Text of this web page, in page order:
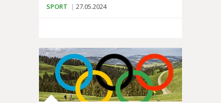
SPORT 27.05.2024